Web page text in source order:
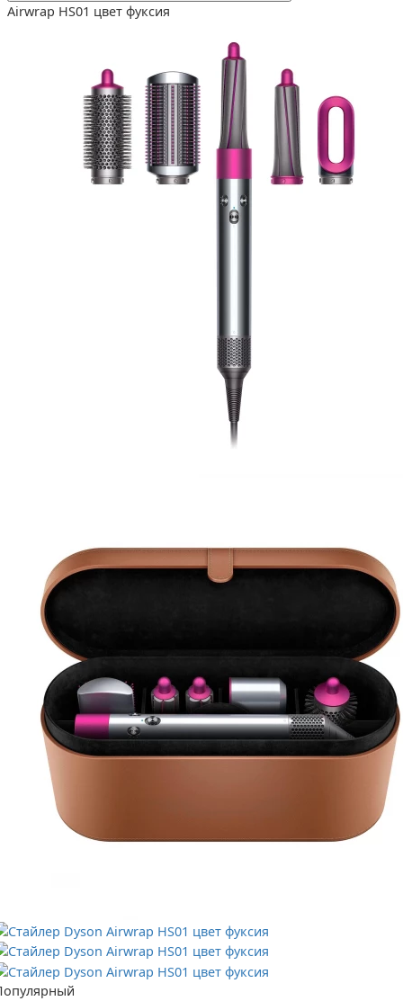
Airwrap HS01 цвет фуксия